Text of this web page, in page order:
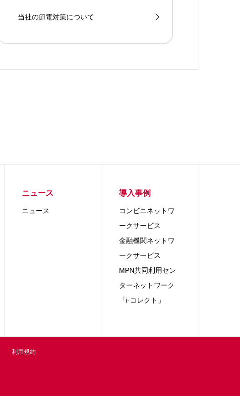
当社の節電対策について
ニュース
ニュース
導入事例
コンビニネットワ
ークサービス
金融機関ネットワ
ークサービス
MPN共同利用セン
ターネットワーク
「i-コレクト」
利用規約